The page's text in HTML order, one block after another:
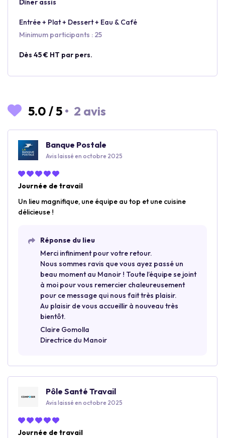
Dîner assis
Entrée + Plat + Dessert + Eau & Café
Minimum participants : 25
Dès 45 € HT par pers.
5.0 /5 • 2 avis
Banque Postale
Avis laissé en octobre 2025
Journée de travail
Un lieu magnifique, une équipe au top et une cuisine
délicieuse !
Réponse du lieu
Merci infiniment pour votre retour.
Nous sommes ravis que vous ayez passé un
beau moment au Manoir ! Toute l’équipe se joint
à moi pour vous remercier chaleureusement
pour ce message qui nous fait très plaisir.
Au plaisir de vous accueillir à nouveau très
bientôt.
Claire Gomolla
Directrice du Manoir
Pôle Santé Travail
Avis laissé en octobre 2025
Journée de travail